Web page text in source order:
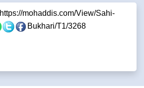
https://mohaddis.com/View/Sahi-
Bukhari/T1/3268